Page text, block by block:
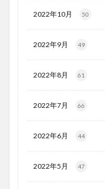
2022年10月 50
2022年9月 49
2022年8月 61
2022年7月 66
2022年6月 44
2022年5月 47